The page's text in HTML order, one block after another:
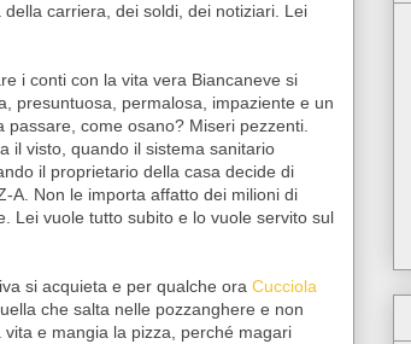
carriera, dei soldi, dei notiziari. Lei
i conti con la vita vera Biancaneve si
presuntuosa, permalosa, impaziente e un
come osano? Miseri pezzenti.
il visto, quando il sistema sanitario
il proprietario della casa decide di
A. Non le importa affatto dei milioni di
Lei vuole tutto subito e lo vuole servito sul
si acquieta e per qualche ora Cucciola
che salta nelle pozzanghere e non
e mangia la pizza, perché magari